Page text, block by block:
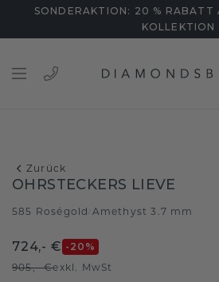
SONDERAKTION: 20 % RABATT
KOLLEKTION
Zurück
OHRSTECKERS LIEVE
585 Roségold Amethyst 3.7 mm
724,- € -20 %
905,- €exkl. MwSt